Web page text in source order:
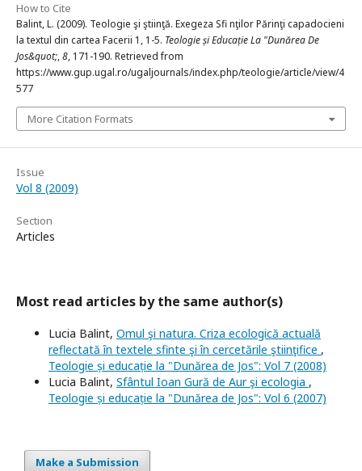
How to Cite
Balint, L. (2009). Teologie şi ştiinţă. Exegeza Sfi nţilor Părinţi capadocieni
la textul din cartea Facerii 1, 1-5. Teologie și Educație La "Dunărea De
Jos&quot;,8, 171-190. Retrieved from
https://www.gup.ugal.ro/ugaljournals/index.php/teologie/article/view/4
577
More Citation Formats
Issue
Vol 8 (2009)
Section
Articles
Most read articles by the same author(s)
Lucia Balint, Omul şi natura. Criza ecologică actuală
reflectată în textele sfinte şi în cercetările ştiinţifice ,
Teologie și educație la "Dunărea de Jos": Vol 7 (2008)
Lucia Balint, Sfântul Ioan Gură de Aur şi ecologia ,
Teologie și educație la "Dunărea de Jos": Vol 6 (2007)
Make a Submission